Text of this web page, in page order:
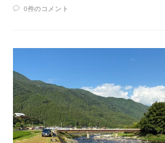
0件のコメント